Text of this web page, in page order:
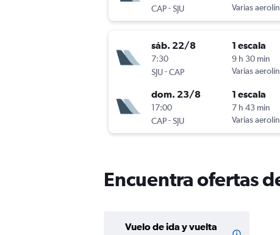
CAP-SJU
Varias
sáb. 22/8
7:30
SJU-CAP
1 escala
9 h 30 min
Varias
dom. 23/8
17:00
CAP-SJU
1 escala
7 h 43 min
Varias
Encuentra ofertas
Vuelo de ida y vuelta